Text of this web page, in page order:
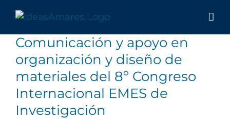
contenido
Comunicación y apoyo en
organización y diseño de
materiales del 8º Congreso
Internacional EMES de
Investigación